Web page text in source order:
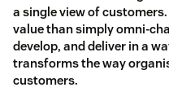
a single view of
value than simply omni-
develop, and deliver in a
transforms the way
customers.